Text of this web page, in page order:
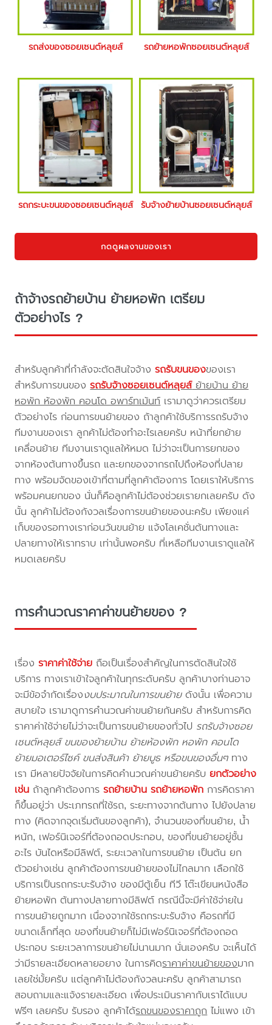
รถส่งของซอยเซนต์หลุยส์ รถย้ายหอพักซอยเซนต์หลุยส์
รถกระบะขนของซอยเซนต์หลุยส์ รับจ้างย้ายบ้านซอยเซนต์หลุยส์
กดดูผลงานของเรา
ถ้าจ้างรถย้ายบ้าน ย้ายหอพัก เตรียม
ตัวอย่างไร ?
สำหรับลูกค้าที่กำลังจะตัดสินใจจ้างรถรับขนของของเรา
สำหรับการขนของรถรับจ้างซอยเซนต์หลุยส์ย้ายบ้าน ย้าย
หอพัก ห้องพัก คอนโด อพาร์ทเม้นท์เรามาดูว่าควรเตรียม
ตัวอย่างไร ก่อนการขนย้ายของ ถ้าลูกค้าใช้บริการรถรับจ้าง
ทีมงานของเรา ลูกค้าไม่ต้องทำอะไรเลยครับ หน้าที่ยกย้าย
เคลื่อนย้าย ทีมงานเราดูแลให้หมด ไม่ว่าจะเป็นการยกของ
จากห้องต้นทางขึ้นรถ และยกของจากรถไปถึงห้องที่ปลาย
ทาง พร้อมจัดของเข้าที่ตามที่ลูกค้าต้องการ โดยเราให้บริการ
พร้อมคนยกของ นั่นก็คือลูกค้าไม่ต้องช่วยเรายกเลยครับ ดัง
นั้น ลูกค้าไม่ต้องกังวลเรื่องการขนย้ายของนะครับ เพียงแค่
เก็บของรอทางเราก่อนวันขนย้าย แจ้งโลเคชั่นต้นทางและ
ปลายทางให้เราทราบ เท่านั้นพอครับ ที่เหลือทีมงานเราดูแลให้
หมดเลยครับ
การคำนวณราคาค่าขนย้ายของ ?
เรื่องราคาค่าใช้จ่าย ถือเป็นเรื่องสำคัญในการตัดสินใจใช้
บริการ ทางเราเข้าใจลูกค้าในทุกระดับครับ ลูกค้าบางท่านอาจ
จะมีข้อจำกัดเรื่องงบประมาณในการขนย้ายดังนั้น เพื่อความ
สบายใจ เรามาดูการคำนวณค่าขนย้ายกันครับ สำหรับการคิด
ราคาค่าใช้จ่ายไม่ว่าจะเป็นการขนย้ายของทั่วไป รถรับจ้างซอย
เซนต์หลุยส์ ขนของย้ายบ้าน ย้ายห้องพัก หอพัก คอนโด
ย้ายมอเตอร์ไซค์ ขนส่งสินค้า ย้ายบูธ หรือขนของอื่นๆทาง
เรา มีหลายปัจจัยในการคิดคำนวณค่าขนย้ายครับยกตัวอย่าง
เช่น ถ้าลูกค้าต้องการรถย้ายบ้าน รถย้ายหอพัก การคิดราคา
ก็ขึ้นอยู่ว่า ประเภทรถที่ใช้รถ, ระยะทางจากต้นทาง ไปยังปลาย
ทาง (คิดจากจุดเริ่มต้นของลูกค้า), จำนวนของที่ขนย้าย, น้ำ
หนัก, เฟอร์นิเจอร์ที่ต้องถอดประกอบ, ของที่ขนย้ายอยู่ชั้น
อะไร บันไดหรือมีลิฟต์, ระยะเวลาในการขนย้าย เป็นต้น ยก
ตัวอย่างเช่น ลูกค้าต้องการขนย้ายของไม่ไกลมาก เลือกใช้
บริการเป็นรถกระบะรับจ้าง ของมีตู้เย็น ทีวี โต๊ะเขียนหนังสือ
ย้ายหอพัก ต้นทางปลายทางมีลิฟต์ กรณีนี้จะมีค่าใช้จ่ายใน
การขนย้ายถูกมาก เนื่องจากใช้รถกระบะรับจ้าง คือรถที่มี
ขนาดเล็กที่สุด ของที่ขนย้ายก็ไม่มีเฟอร์นิเจอร์ที่ต้องถอด
ประกอบ ระยะเวลาการขนย้ายไม่นานมาก นั่นเองครับ จะเห็นได้
ว่ามีรายละเอียดหลายอยาง ในการคิดราคาค่าขนย้ายของมาก
เลยใช่มั้ยครับ แต่ลูกค้าไม่ต้องกังวลนะครับ ลูกค้าสามารถ
สอบถามและแจ้งรายละเอียด เพื่อประเมินราคากับเราได้แบบ
ฟรีๆ เลยครับ รับรอง ลูกค้าได้รถขนของราคาถูกไม่แพง เข้า